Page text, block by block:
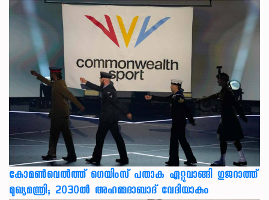
കോമൺവെൽത്ത് ഗെയിംസ് പതാക ഏറ്റുവാങ്ങി ഗുജറാത്ത്
മുഖ്യമന്ത്രി; 2030ൽ അഹമ്മദാബാദ് വേദിയാകും